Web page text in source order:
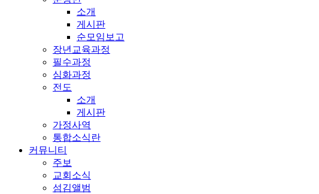
소개
게시판
순모임보고
장년교육과정
필수과정
심화과정
전도
소개
게시판
가정사역
통합소식란
커뮤니티
주보
교회소식
섬김앨범